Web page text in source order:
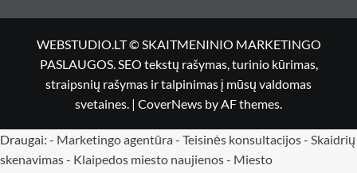
WEBSTUDIO.LT © SKAITMENINIO MARKETINGO
PASLAUGOS. SEO tekstų rašymas, turinio kūrimas,
straipsnių rašymas ir talpinimas į mūsų valdomas
svetaines. | CoverNews by AF themes.
Draugai: - Marketingo agentūra - Teisinės konsultacijos- Skaidrių
skenavimas- Klaipedos miesto naujienos- Miesto